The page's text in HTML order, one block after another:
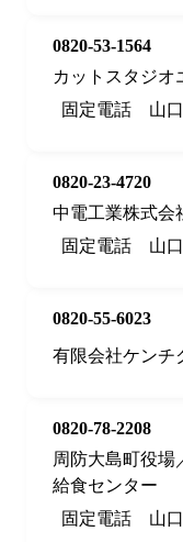
0820-53-1564
カットスタジオ
固定電話
山
0820-23-4720
中電工業株式会
固定電話
山
0820-55-6023
有限会社ケンチ
0820-78-2208
周防大島町役場
給食センター
固定電話
山